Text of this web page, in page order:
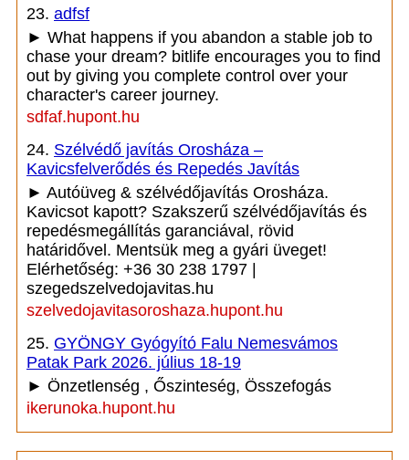
23. adfsf
► What happens if you abandon a stable job to
chase your dream? bitlife encourages you to find
out by giving you complete control over your
character's career journey.
sdfaf.hupont.hu
24. Szélvédő javítás Orosháza –
Kavicsfelverődés és Repedés Javítás
► Autóüveg & szélvédőjavítás Orosháza.
Kavicsot kapott? Szakszerű szélvédőjavítás és
repedésmegállítás garanciával, rövid
határidővel. Mentsük meg a gyári üveget!
Elérhetőség: +36 30 238 1797 |
szegedszelvedojavitas.hu
szelvedojavitasoroshaza.hupont.hu
25. GYÖNGY Gyógyító Falu Nemesvámos
Patak Park 2026. július 18-19
► Önzetlenség , Őszinteség, Összefogás
ikerunoka.hupont.hu